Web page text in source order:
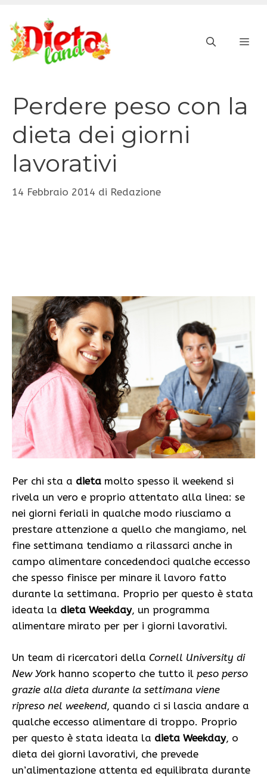
contenuto
Perdere peso con la
dieta dei giorni
lavorativi
14 Febbraio 2014 di Redazione
Per chi sta a dieta molto spesso il weekend si
rivela un vero e proprio attentato alla linea: se
nei giorni feriali in qualche modo riusciamo a
prestare attenzione a quello che mangiamo, nel
fine settimana tendiamo a rilassarci anche in
campo alimentare concedendoci qualche eccesso
che spesso finisce per minare il lavoro fatto
durante la settimana. Proprio per questo è stata
ideata la dieta Weekday, un programma
alimentare mirato per per i giorni lavorativi.
Un team di ricercatori della Cornell University di
New York hanno scoperto che tutto il peso perso
grazie alla dieta durante la settimana viene
ripreso nel weekend, quando ci si lascia andare a
qualche eccesso alimentare di troppo. Proprio
per questo è stata ideata la dieta Weekday, o
dieta dei giorni lavorativi, che prevede
un’alimentazione attenta ed equilibrata durante